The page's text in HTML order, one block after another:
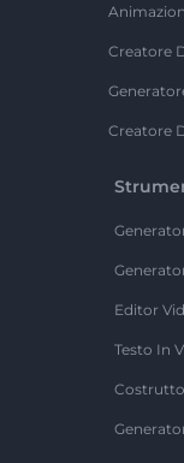
Creatore
Creatore
Editor
Testo In